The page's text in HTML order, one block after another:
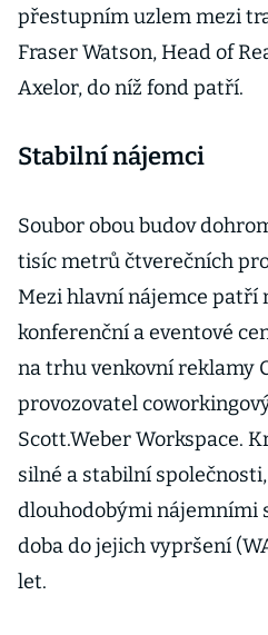
přestupním uzlem mezi
Fraser Watson, Head of
Axelor, do níž fond patří.
Stabilní nájemci
Soubor obou budov
tisíc metrů čtverečních
Mezi hlavní nájemce
konferenční a eventové
na trhu venkovní reklamy
provozovatel
Scott.Weber Workspace.
silné a stabilní
dlouhodobými nájemními
doba do jejich vypršení
let.